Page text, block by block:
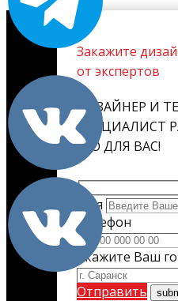
Закажите
от экспертов
ДИЗАЙНЕР И
СПЕЦИАЛИСТ
ЕГО ДЛЯ ВАС!
Имя
Телефон
Укажите Ваш
Отправить